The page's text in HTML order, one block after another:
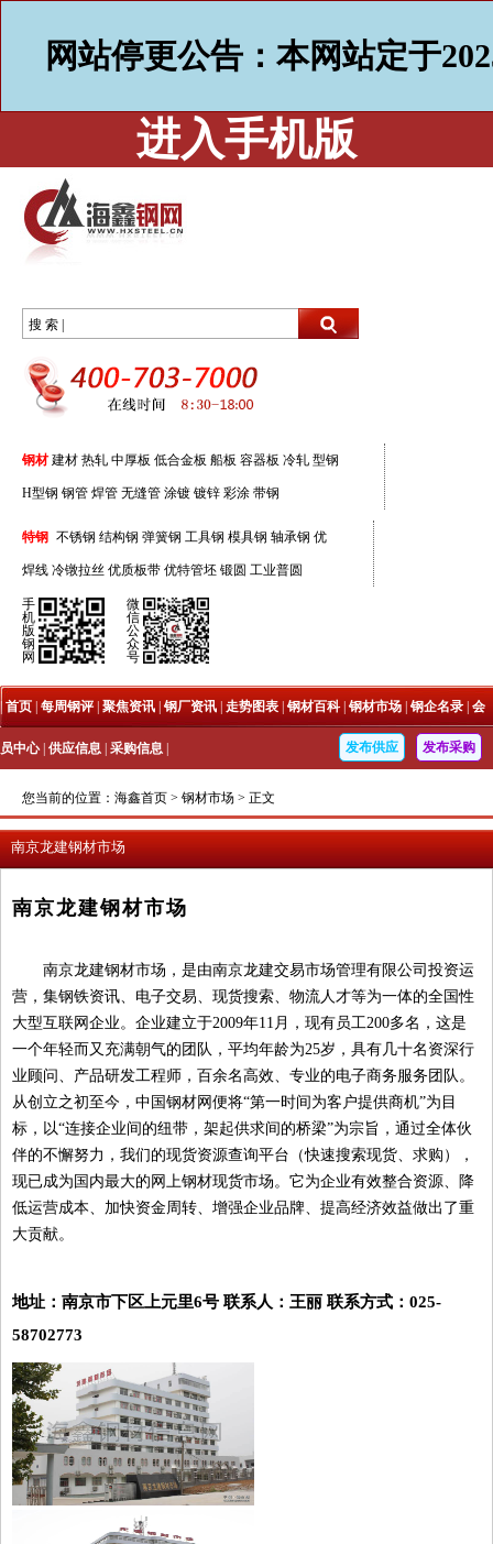
网站停更公告：本网站定于
进入手机版
搜 索 |
钢材 建材 热轧 中厚板 低合金板 船板 容器板 冷轧 型钢
H型钢 钢管 焊管 无缝管 涂镀 镀锌 彩涂 带钢
特钢 不锈钢 结构钢 弹簧钢 工具钢 模具钢 轴承钢 优
焊线 冷镦拉丝 优质板带 优特管坯 锻圆 工业普圆
手
机
版
钢
网
微
信
公
众
号
| 首页 每周钢评 聚焦资讯 钢厂资讯 走势图表 钢材百科| 钢材市场 钢企名录 会
员中心| 供应信息 采购信息 发布供应 发布采购
您当前的位置： 海鑫首页 > 钢材市场 > 正文
南京龙建钢材市场
南京龙建钢材市场
南京龙建钢材市场，是由南京龙建交易市场管理有限公司投资运
营，集钢铁资讯、电子交易、现货搜索、物流人才等为一体的全国性
大型互联网企业。企业建立于2009年11月，现有员工200多名，这是
一个年轻而又充满朝气的团队，平均年龄为25岁，具有几十名资深行
业顾问、产品研发工程师，百余名高效、专业的电子商务服务团队。
从创立之初至今，中国钢材网便将“第一时间为客户提供商机”为目
标，以“连接企业间的纽带，架起供求间的桥梁”为宗旨，通过全体伙
伴的不懈努力，我们的现货资源查询平台（快速搜索现货、求购），
现已成为国内最大的网上钢材现货市场。它为企业有效整合资源、降
低运营成本、加快资金周转、增强企业品牌、提高经济效益做出了重
大贡献。
地址：南京市下区上元里6号 联系人：王丽 联系方式：025-
58702773